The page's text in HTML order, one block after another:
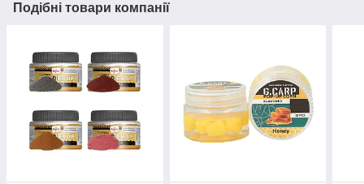
Подібні товари компанії